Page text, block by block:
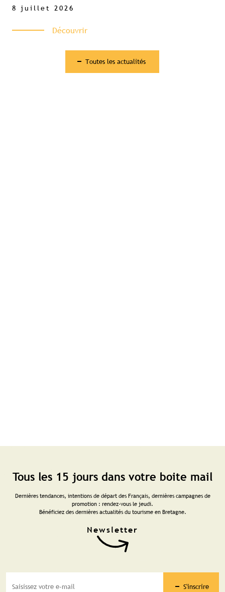
8 juillet 2026
Découvrir
Toutes les actualités
Tous les 15 jours dans votre boite mail
Dernières tendances, intentions de départ des Français, dernières campagnes de
promotion : rendez-vous le jeudi.
Bénéficiez des dernières actualités du tourisme en Bretagne.
S'inscrire